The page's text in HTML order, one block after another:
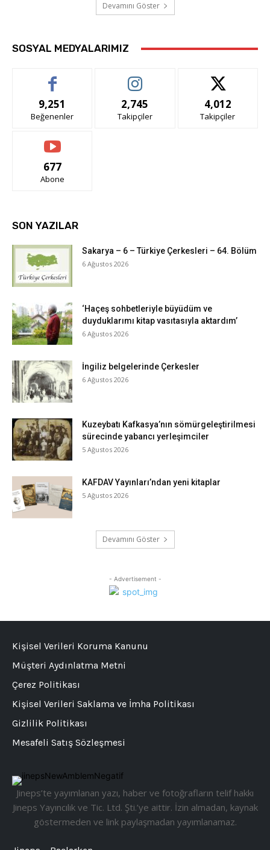
Devamını Göster
SOSYAL MEDYALARIMIZ
9,251
Beğenenler
2,745
Takipçiler
4,012
Takipçiler
677
Abone
SON YAZILAR
Sakarya – 6 – Türkiye Çerkesleri – 64. Bölüm
6 Ağustos 2026
‘Haçeş sohbetleriyle büyüdüm ve
duyduklarımı kitap vasıtasıyla aktardım’
6 Ağustos 2026
İngiliz belgelerinde Çerkesler
6 Ağustos 2026
Kuzeybatı Kafkasya’nın sömürgeleştirilmesi
sürecinde yabancı yerleşimciler
5 Ağustos 2026
KAFDAV Yayınları’ndan yeni kitaplar
5 Ağustos 2026
Devamını Göster
- Advertisement -
Jineps’te yayımlanan yazı, haber ve fotoğrafların telif hakkı
Jineps Yayıncılık ve Tic. Ltd. Şti.’ye aittir. İzin almadan, kaynak
göstermeden ve link paylaşmadan yayımlanamaz.
Kişisel Verileri Koruma Kanunu
Müşteri Aydınlatma Metni
Çerez Politikası
Kişisel Verileri Saklama ve İmha Politikası
Gizlilik Politikası
Mesafeli Satış Sözleşmesi